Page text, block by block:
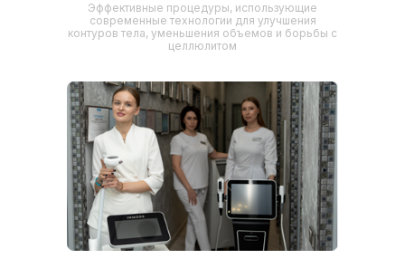
Эффективные процедуры, использующие
современные технологии для улучшения
контуров тела, уменьшения объемов и борьбы с
целлюлитом